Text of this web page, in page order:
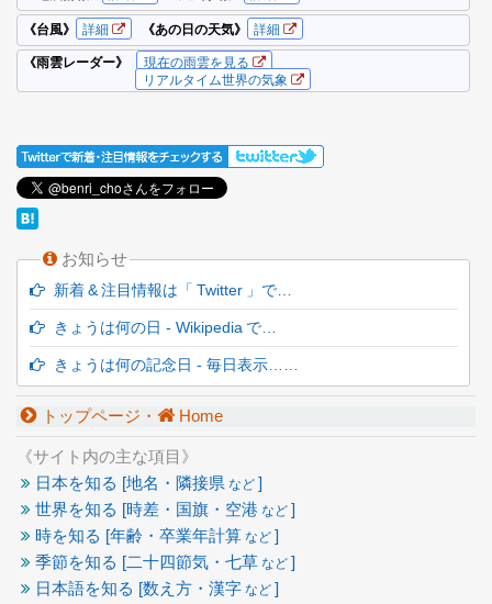
お知らせ
新着 & 注目情報は「 Twitter 」で…
きょうは何の日 - Wikipedia で…
きょうは何の記念日 - 毎日表示……
トップページ・ Home
《サイト内の主な項目》
日本を知る [地名・隣接県 など ]
世界を知る [時差・国旗・空港 など ]
時を知る [年齢・卒業年計算 など ]
季節を知る [二十四節気・七草 など ]
日本語を知る [数え方・漢字 など ]